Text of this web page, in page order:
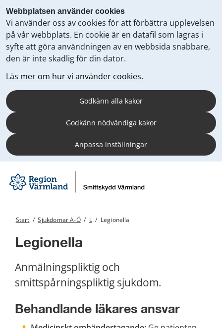
Webbplatsen använder cookies
Vi använder oss av cookies för att förbättra upplevelsen
på vår webbplats. En cookie är en datafil som lagras i
syfte att göra användningen av en webbsida snabbare,
den är inte skadlig för din dator.
Läs mer om hur vi använder cookies.
Godkänn alla kakor
Godkänn nödvändiga kakor
Anpassa inställningar
Start / Sjukdomar A-Ö / L / Legionella
Legionella
Anmälningspliktig och
smittspårningspliktig sjukdom.
Behandlande läkares ansvar